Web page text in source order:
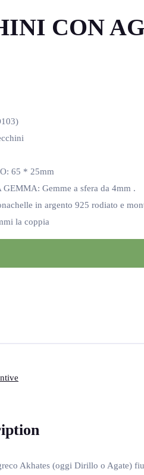
CON
65 * 25mm
Gemme a sfera da 4mm .
in argento 925 rodiato e
la coppia
Akhates (oggi Dirillo o Agate)